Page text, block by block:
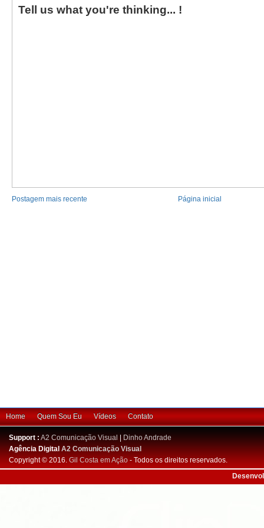
Tell us what you're thinking... !
Postagem mais recente Página inicial
Home Quem Sou Eu Vídeos Contato
Support : A2 Comunicação Visual
Dinho Andrade
Agência DigitalA2 Comunicação Visual
Copyright © 2016. Gil Costa em Ação - Todos os direitos reservados.